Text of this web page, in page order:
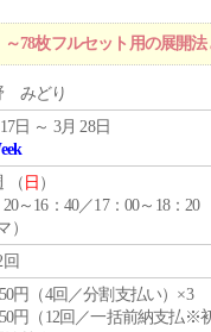
枚フルセット用の展開法
みどり
日 ～ 3月 28日
（ 日 ）
20～16：40／17：00～18：20
）
回
円（4回／分割支払い）×3
円（12回／一括前納支払※